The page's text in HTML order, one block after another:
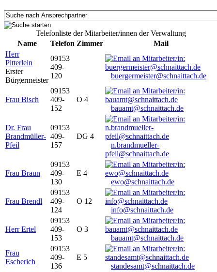
Telefonliste der Mitarbeiter/innen der Verwaltung
Name
Telefon Zimmer
Mail
Herr
Pitterlein
Erster
Bürgermeister
09153
409-
120
buergermeister@schnaittach.de
Frau Bisch
09153
409-
152
O 4
bauamt@schnaittach.de
Dr. Frau
Brandmüller-
Pfeil
09153
409-
157
DG 4
n.brandmueller-
pfeil@schnaittach.de
Frau Braun
09153
409-
130
E 4
ewo@schnaittach.de
Frau Brendl
09153
409-
124
O 12
info@schnaittach.de
Herr Ertel
09153
409-
153
O 3
bauamt@schnaittach.de
Frau
Escherich
09153
409-
136
E 5
standesamt@schnaittach.de